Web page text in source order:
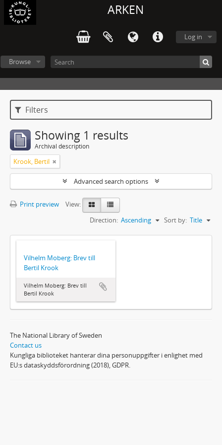
ARKEN
Log in
Browse
Filters
Showing 1 results
Archival description
Krook, Bertil
Advanced search options
Print preview
View:
Sort by: Title
Direction: Ascending
Vilhelm Moberg: Brev till
Bertil Krook
Vilhelm Moberg: Brev till
Bertil Krook
The National Library of Sweden
Contact us
Kungliga biblioteket hanterar dina personuppgifter i enlighet med
EU:s dataskyddsförordning (2018), GDPR.